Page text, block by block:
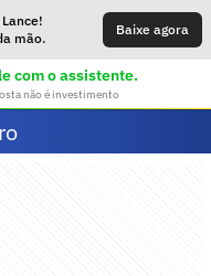
mão.
Baixe agora
com o assistente.
não é investimento